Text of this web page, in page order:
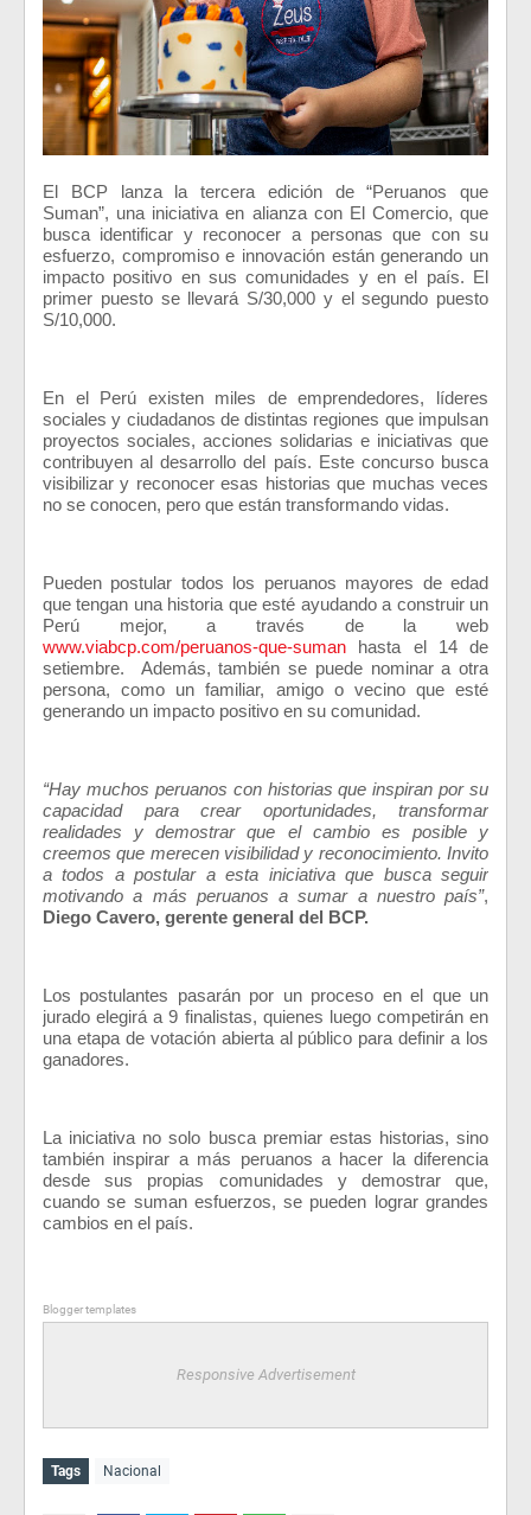
El BCP lanza la tercera edición de “Peruanos que
Suman”, una iniciativa en alianza con El Comercio, que
busca identificar y reconocer a personas que con su
esfuerzo, compromiso e innovación están generando un
impacto positivo en sus comunidades y en el país. El
primer puesto se llevará S/30,000 y el segundo puesto
S/10,000.
En el Perú existen miles de emprendedores, líderes
sociales y ciudadanos de distintas regiones que impulsan
proyectos sociales, acciones solidarias e iniciativas que
contribuyen al desarrollo del país. Este concurso busca
visibilizar y reconocer esas historias que muchas veces
no se conocen, pero que están transformando vidas.
Pueden postular todos los peruanos mayores de edad
que tengan una historia que esté ayudando a construir un
Perú mejor, a través de la web
www.viabcp.com/peruanos-que-suman hasta el 14 de
setiembre.
Además, también se puede nominar a otra
persona, como un familiar, amigo o vecino que esté
generando un impacto positivo en su comunidad.
“Hay muchos peruanos con historias que inspiran por su
capacidad para crear oportunidades, transformar
realidades y demostrar que el cambio es posible y
creemos que merecen visibilidad y reconocimiento. Invito
a todos a postular a esta iniciativa que busca seguir
motivando a más peruanos a sumar a nuestro país”,
Diego Cavero, gerente general del BCP.
Los postulantes pasarán por un proceso en el que un
jurado elegirá a 9 finalistas, quienes luego competirán en
una etapa de votación abierta al público para definir a los
ganadores.
La iniciativa no solo busca premiar estas historias, sino
también inspirar a más peruanos a hacer la diferencia
desde sus propias comunidades y demostrar que,
cuando se suman esfuerzos, se pueden lograr grandes
cambios en el país.
Blogger templates
Responsive Advertisement
Tags Nacional